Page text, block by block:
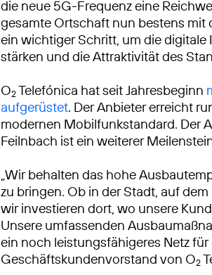
die neue 5G-Frequenz eine
gesamte Ortschaft nun bestens mit
ein wichtiger Schritt, um die digitale
stärken und die Attraktivität des
O2Telefónica hat seit Jahresbeginn
aufgerüstet. Der Anbieter erreicht
modernen Mobilfunkstandard. Der
Feilnbach ist ein weiterer
„Wir behalten das hohe
zu bringen. Ob in der Stadt, auf
wir investieren dort, wo unsere
Unsere umfassenden
ein noch leistungsfähigeres Netz
Geschäftskundenvorstand von O2